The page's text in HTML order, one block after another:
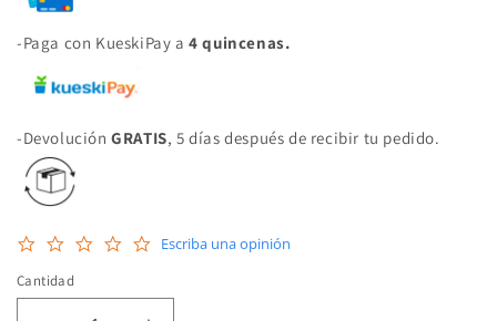
-Paga con KueskiPay a4 quincenas.
-DevoluciónGRATIS, 5 días después de recibir tu pedido.
0.0
Escriba una opinión
Cantidad